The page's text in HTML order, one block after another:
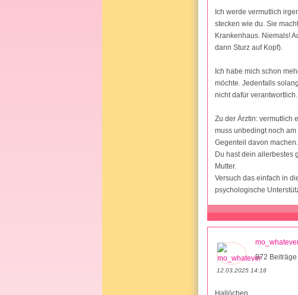
Ich werde vermutlich
stecken wie du. Sie
Krankenhaus. Niemals!
dann Sturz auf Kopf).
Ich habe mich schon
möchte. Jedenfalls
nicht dafür
Zu der Ärztin: vermutlich
muss unbedingt noch
Gegenteil davon
Du hast dein allerbestes
Mutter.
Versuch das einfach in
psychologische
972 Beiträge
12.03.2025 14:18
Hallöchen,